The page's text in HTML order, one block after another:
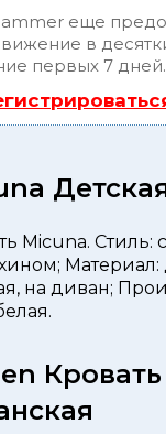
еще
в
первых 7 дней.
Micuna. Стиль:
на диван;